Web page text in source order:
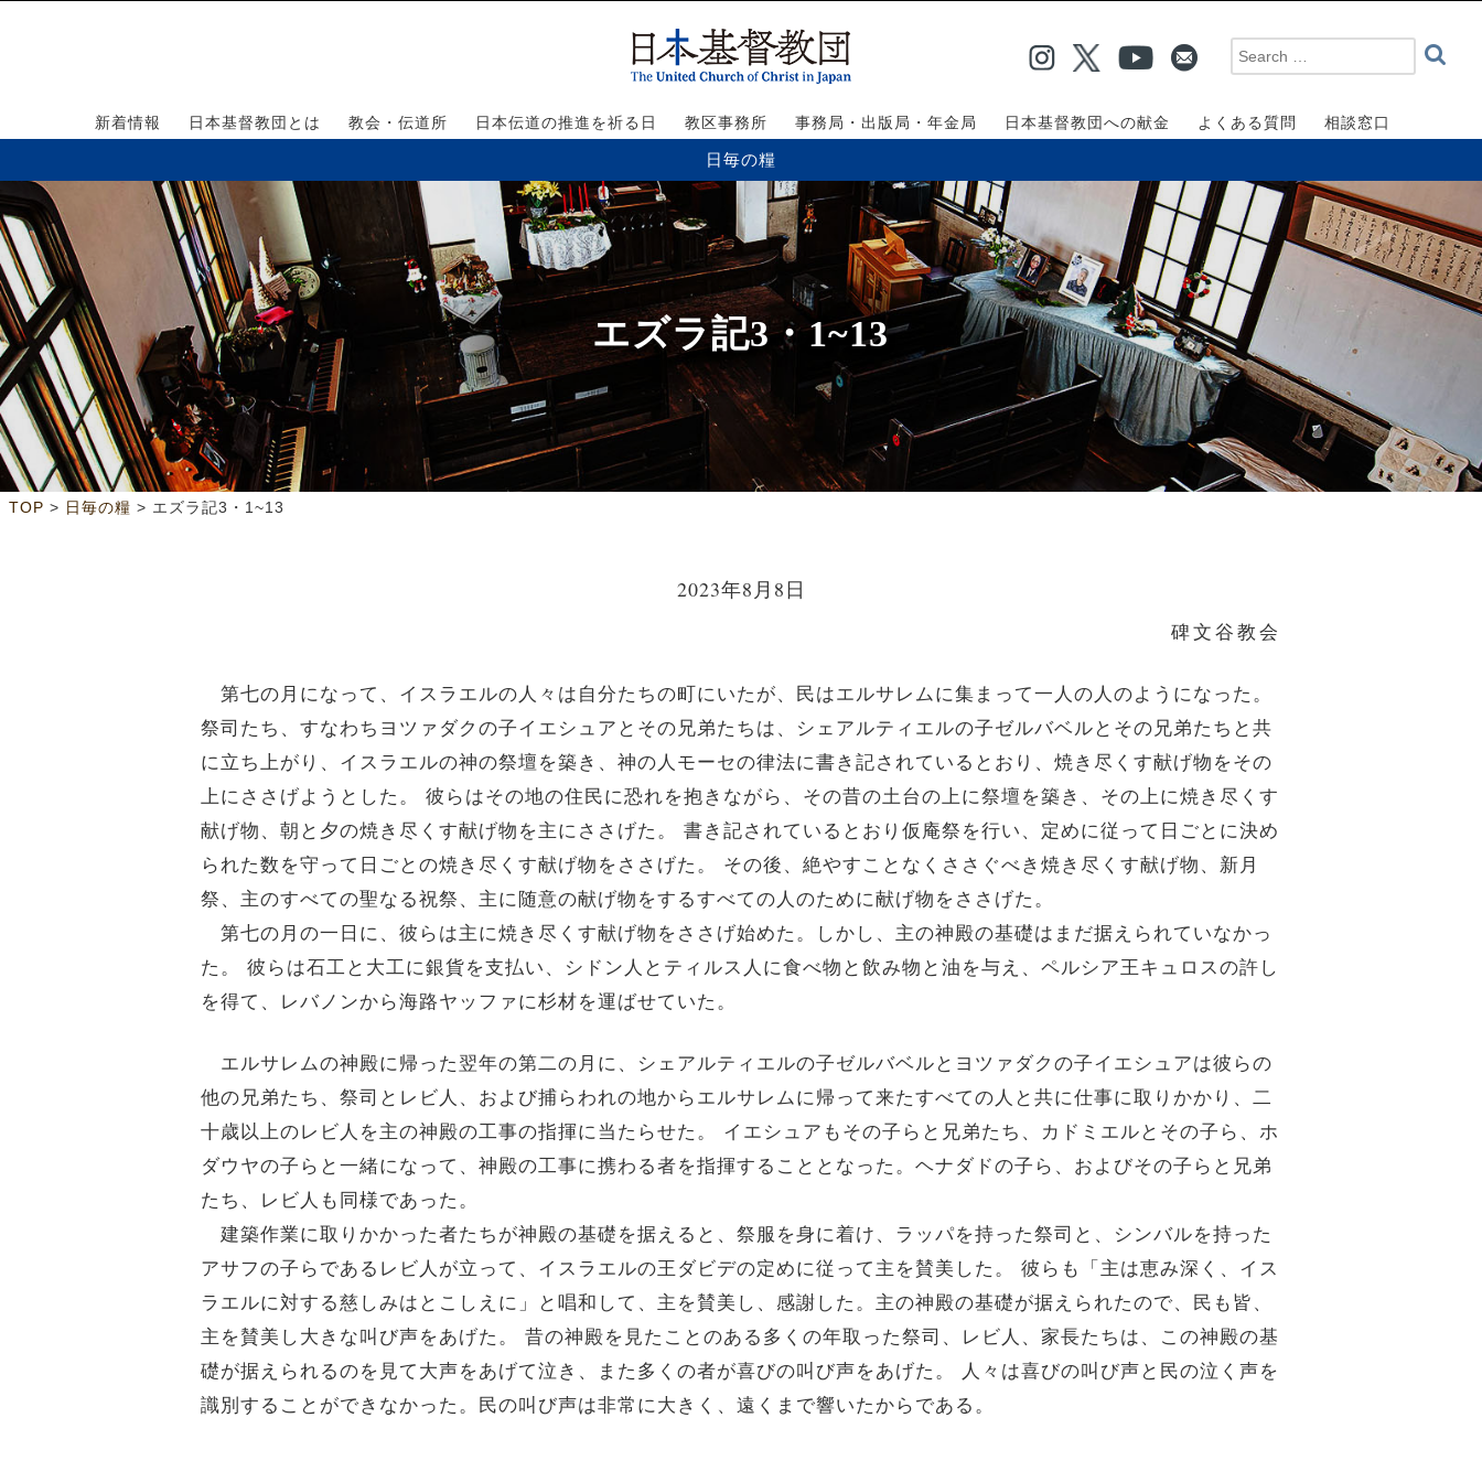
新着情報 日本基督教団とは 教会・伝道所 日本伝道の推進を祈る日 教区事務所 事務局・出版局・年金局 日本基督教団への献金 よくある質問 相談窓口
日毎の糧
エズラ記3・1~13
TOP > 日毎の糧 > エズラ記3・1~13
2023年8月8日
碑文谷教会
第七の月になって、イスラエルの人々は自分たちの町にいたが、民はエルサレムに集まって一人の人のようになった。
祭司たち、すなわちヨツァダクの子イエシュアとその兄弟たちは、シェアルティエルの子ゼルバベルとその兄弟たちと共
に立ち上がり、イスラエルの神の祭壇を築き、神の人モーセの律法に書き記されているとおり、焼き尽くす献げ物をその
上にささげようとした。 彼らはその地の住民に恐れを抱きながら、その昔の土台の上に祭壇を築き、その上に焼き尽くす
献げ物、朝と夕の焼き尽くす献げ物を主にささげた。 書き記されているとおり仮庵祭を行い、定めに従って日ごとに決め
られた数を守って日ごとの焼き尽くす献げ物をささげた。 その後、絶やすことなくささぐべき焼き尽くす献げ物、新月
祭、主のすべての聖なる祝祭、主に随意の献げ物をするすべての人のために献げ物をささげた。
第七の月の一日に、彼らは主に焼き尽くす献げ物をささげ始めた。しかし、主の神殿の基礎はまだ据えられていなかっ
た。 彼らは石工と大工に銀貨を支払い、シドン人とティルス人に食べ物と飲み物と油を与え、ペルシア王キュロスの許し
を得て、レバノンから海路ヤッファに杉材を運ばせていた。
エルサレムの神殿に帰った翌年の第二の月に、シェアルティエルの子ゼルバベルとヨツァダクの子イエシュアは彼らの
他の兄弟たち、祭司とレビ人、および捕らわれの地からエルサレムに帰って来たすべての人と共に仕事に取りかかり、二
十歳以上のレビ人を主の神殿の工事の指揮に当たらせた。 イエシュアもその子らと兄弟たち、カドミエルとその子ら、ホ
ダウヤの子らと一緒になって、神殿の工事に携わる者を指揮することとなった。ヘナダドの子ら、およびその子らと兄弟
たち、レビ人も同様であった。
建築作業に取りかかった者たちが神殿の基礎を据えると、祭服を身に着け、ラッパを持った祭司と、シンバルを持った
アサフの子らであるレビ人が立って、イスラエルの王ダビデの定めに従って主を賛美した。 彼らも「主は恵み深く、イス
ラエルに対する慈しみはとこしえに」と唱和して、主を賛美し、感謝した。主の神殿の基礎が据えられたので、民も皆、
主を賛美し大きな叫び声をあげた。 昔の神殿を見たことのある多くの年取った祭司、レビ人、家長たちは、この神殿の基
礎が据えられるのを見て大声をあげて泣き、また多くの者が喜びの叫び声をあげた。 人々は喜びの叫び声と民の泣く声を
識別することができなかった。民の叫び声は非常に大きく、遠くまで響いたからである。